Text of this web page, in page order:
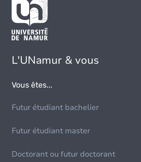
L'UNamur & vous
Vous êtes...
Futur étudiant bachelier
Futur étudiant master
Doctorant ou futur doctorant